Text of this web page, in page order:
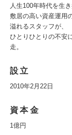
人生100年時代を生
敷居の高い資産運用
溢れるスタッフが、
ひとりひとりの不安
走。
設立
2010年2月22日
資本金
1億円